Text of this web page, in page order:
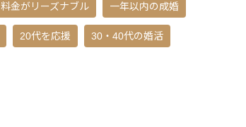
料金がリーズナブル 一年以内の成婚
20代を応援 30・40代の婚活